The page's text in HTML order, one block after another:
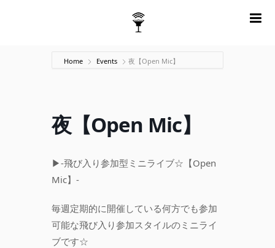
Home Events 夜【Open Mic】
夜【Open Mic】
▶-飛び入り参加型ミニライブ☆【Open
Mic】-
毎週定期的に開催している何方でも参加
可能な飛び入り参加スタイルのミニライ
ブです☆